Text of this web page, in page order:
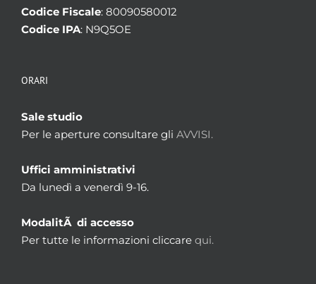
Codice Fiscale: 80090580012
Codice IPA: N9Q5OE
ORARI
Sale studio
Per le aperture consultare gli AVVISI.
Uffici amministrativi
Da lunedì a venerdì 9-16.
ModalitÃ di accesso
Per tutte le informazioni cliccare qui.